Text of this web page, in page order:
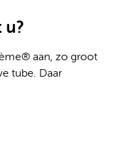
u?
aan, zo groot
tube. Daar